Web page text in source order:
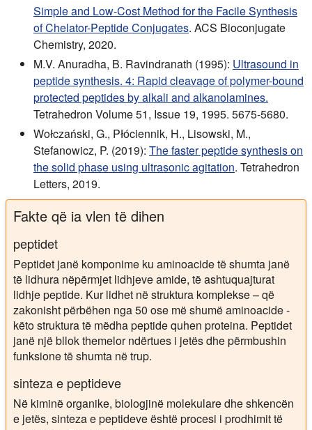
Simple and Low-Cost Method for the Facile Synthesis
of Chelator-Peptide Conjugates. ACS Bioconjugate
Chemistry, 2020.
M.V. Anuradha, B. Ravindranath (1995): Ultrasound in
peptide synthesis. 4: Rapid cleavage of polymer-bound
protected peptides by alkali and alkanolamines.
Tetrahedron Volume 51, Issue 19, 1995. 5675-5680.
Wołczański, G., Płóciennik, H., Lisowski, M.,
Stefanowicz, P. (2019): The faster peptide synthesis on
the solid phase using ultrasonic agitation. Tetrahedron
Letters, 2019.
Fakte që ia vlen të dihen
peptidet
Peptidet janë komponime ku aminoacide të shumta janë
të lidhura nëpërmjet lidhjeve amide, të ashtuquajturat
lidhje peptide. Kur lidhet në struktura komplekse – që
zakonisht përbëhen nga 50 ose më shumë aminoacide -
këto struktura të mëdha peptide quhen proteina. Peptidet
janë një bllok themelor ndërtues i jetës dhe përmbushin
funksione të shumta në trup.
sinteza e peptideve
Në kiminë organike, biologjinë molekulare dhe shkencën
e jetës, sinteza e peptideve është procesi i prodhimit të